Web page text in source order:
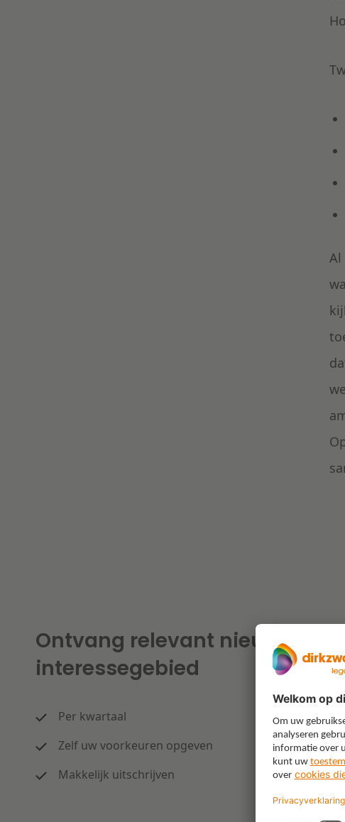
Al
Ontvang relevant nieuws op uw
interessegebied
Per kwartaal
Zelf uw voorkeuren opgeven
Makkelijk uitschrijven